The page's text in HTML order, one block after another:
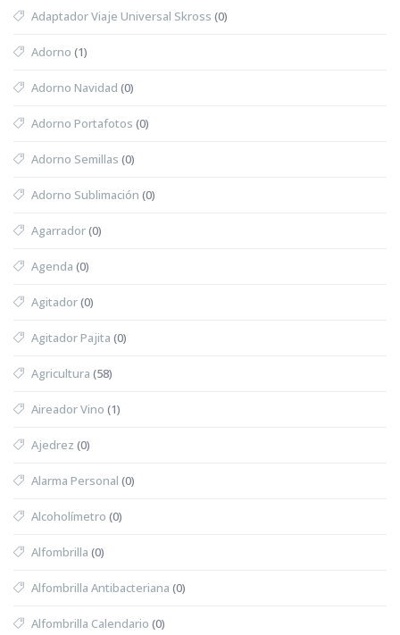
Adaptador Viaje Universal Skross (0)
Adorno (1)
Adorno Navidad (0)
Adorno Portafotos (0)
Adorno Semillas (0)
Adorno Sublimación (0)
Agarrador(0)
Agenda (0)
Agitador(0)
Agitador Pajita (0)
Agricultura (58)
Aireador Vino (1)
Ajedrez (0)
Alarma Personal (0)
Alcoholímetro (0)
Alfombrilla (0)
Alfombrilla Antibacteriana (0)
Alfombrilla Calendario (0)